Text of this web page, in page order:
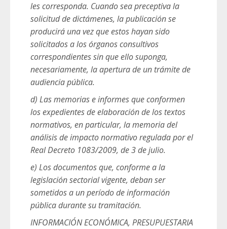
les corresponda. Cuando sea preceptiva la
solicitud de dictámenes, la publicación se
producirá una vez que estos hayan sido
solicitados a los órganos consultivos
correspondientes sin que ello suponga,
necesariamente, la apertura de un trámite de
audiencia pública.
d) Las memorias e informes que conformen
los expedientes de elaboración de los textos
normativos, en particular, la memoria del
análisis de impacto normativo regulada por el
Real Decreto 1083/2009, de 3 de julio.
e) Los documentos que, conforme a la
legislación sectorial vigente, deban ser
sometidos a un período de información
pública durante su tramitación.
INFORMACIÓN ECONÓMICA, PRESUPUESTARIA